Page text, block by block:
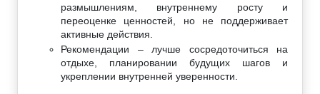
размышлениям, внутреннему росту и
переоценке ценностей, но не поддерживает
активные действия.
Рекомендации – лучше сосредоточиться на
отдыхе, планировании будущих шагов и
укреплении внутренней уверенности.